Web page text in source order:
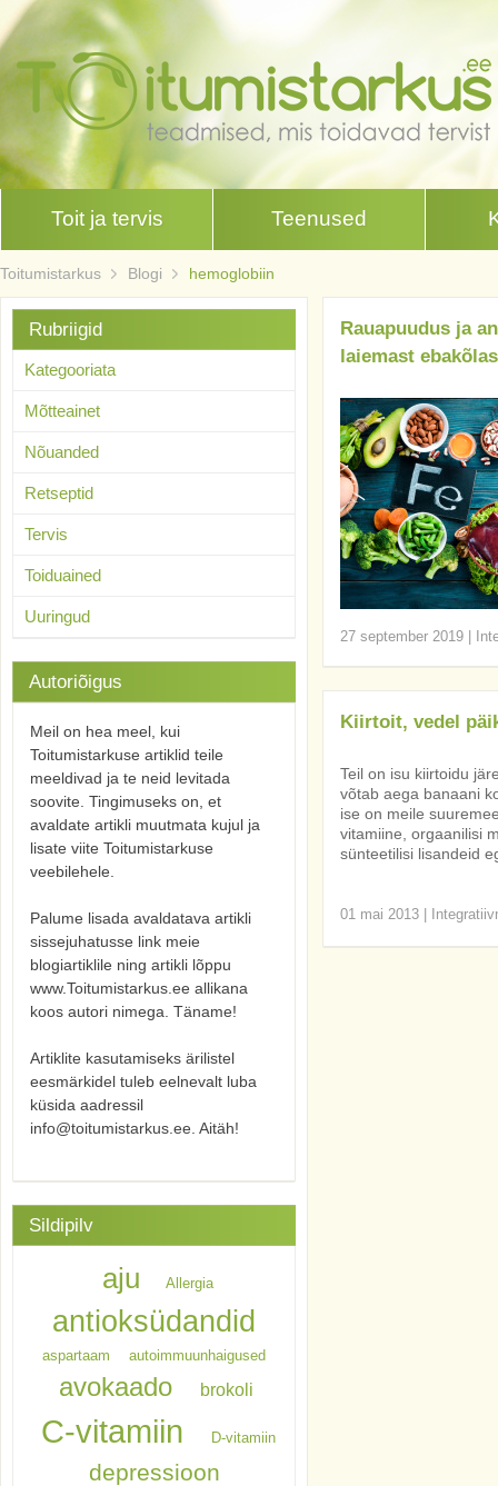
Toit ja tervis Teenused
Toitumistarkus Blogi hemoglobiin
Rauapuudus ja
laiemast
27 september 2019
Kiirtoit, vedel
Teil on isu kiirtoidu
võtab aega banaani
ise on meile
vitamiine, orgaanilisi
sünteetilisi lisandeid
01 mai 2013
Rubriigid
Kategooriata
Mõtteainet
Nõuanded
Retseptid
Tervis
Toiduained
Uuringud
Autoriõigus
Meil on hea meel, kui
Toitumistarkuse artiklid teile
meeldivad ja te neid levitada
soovite. Tingimuseks on, et
avaldate artikli muutmata kujul ja
lisate viite Toitumistarkuse
veebilehele.
Palume lisada avaldatava artikli
sissejuhatusse link meie
blogiartiklile ning artikli lõppu
www.Toitumistarkus.ee allikana
koos autori nimega. Täname!
Artiklite kasutamiseks ärilistel
eesmärkidel tuleb eelnevalt luba
küsida aadressil
info@toitumistarkus.ee. Aitäh!
Sildipilv
aju Allergia
antioksüdandid
aspartaam autoimmuunhaigused
avokaado brokoli
C-vitamiin D-vitamiin
depressioon